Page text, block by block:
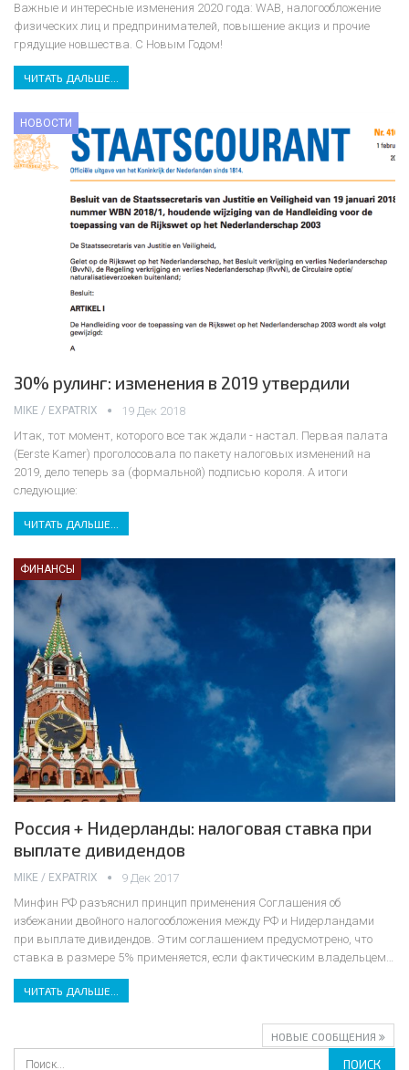
Важные и интересные изменения 2020 года: WAB, налогообложение
физических лиц и предпринимателей, повышение акциз и прочие
грядущие новшества. С Новым Годом!
ЧИТАТЬ ДАЛЬШЕ...
НОВОСТИ
30% рулинг: изменения в 2019 утвердили
MIKE / EXPATRIX
19 Дек 2018
Итак, тот момент, которого все так ждали - настал. Первая палата
(Eerste Kamer) проголосовала по пакету налоговых изменений на
2019, дело теперь за (формальной) подписью короля. А итоги
следующие:
ЧИТАТЬ ДАЛЬШЕ...
ФИНАНСЫ
Россия + Нидерланды: налоговая ставка при
выплате дивидендов
MIKE / EXPATRIX
9 Дек 2017
Минфин РФ разъяснил принцип применения Соглашения об
избежании двойного налогообложения между РФ и Нидерландами
при выплате дивидендов. Этим соглашением предусмотрено, что
ставка в размере 5% применяется, если фактическим владельцем…
ЧИТАТЬ ДАЛЬШЕ...
НОВЫЕ СООБЩЕНИЯ